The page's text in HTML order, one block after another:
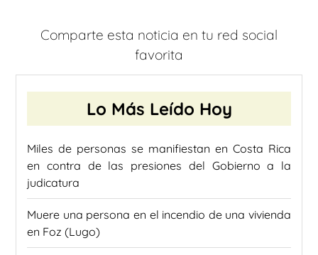
Comparte esta noticia en tu red social
favorita
Lo Más Leído Hoy
Miles de personas se manifiestan en Costa Rica
en contra de las presiones del Gobierno a la
judicatura
Muere una persona en el incendio de una vivienda
en Foz (Lugo)